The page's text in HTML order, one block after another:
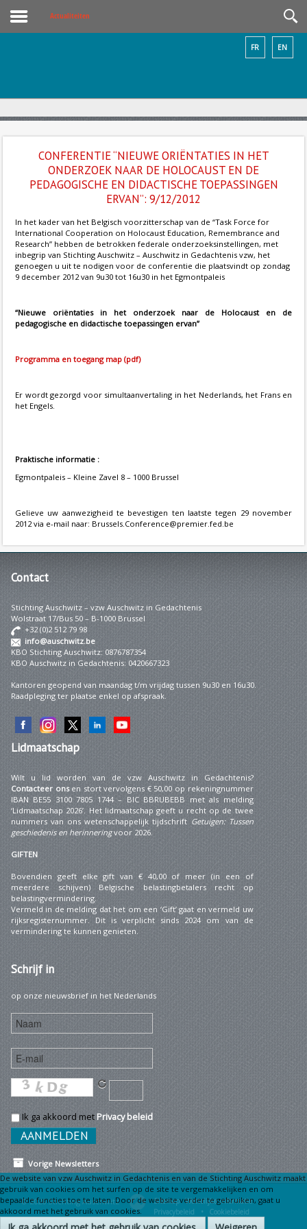
Actualiteiten
EN
FR
CONFERENTIE “NIEUWE ORIËNTATIES IN HET
ONDERZOEK NAAR DE HOLOCAUST EN DE
PEDAGOGISCHE EN DIDACTISCHE TOEPASSINGEN
ERVAN”: 9/12/2012
In het kader van het Belgisch voorzitterschap van de “Task Force for
International Cooperation on Holocaust Education, Remembrance and
Research” hebben de betrokken federale onderzoeksinstellingen, met
inbegrip van Stichting Auschwitz – Auschwitz in Gedachtenis vzw, het
genoegen u uit te nodigen voor de conferentie die plaatsvindt op zondag
9 december 2012 van 9u30 tot 16u30 in het Egmontpaleis
“Nieuwe oriëntaties in het onderzoek naar de Holocaust en de
pedagogische en didactische toepassingen ervan”
Programma en toegang map (pdf)
Er wordt gezorgd voor simultaanvertaling in het Nederlands, het Frans en
het Engels.
Praktische informatie :
Egmontpaleis – Kleine Zavel 8 – 1000 Brussel
Gelieve uw aanwezigheid te bevestigen ten laatste tegen 29 november
2012 via e-mail naar: Brussels.Conference@premier.fed.be
Contact
Stichting Auschwitz – vzw Auschwitz in Gedachtenis
Wolstraat 17/Bus 50 – B-1000 Brussel
+32 (0)2 512 79 98
info@auschwitz.be
KBO Stichting Auschwitz: 0876787354
KBO Auschwitz in Gedachtenis: 0420667323
Kantoren geopend van maandag t/m vrijdag tussen 9u30 en 16u30.
Raadpleging ter plaatse enkel op afspraak.
Lidmaatschap
Wilt u lid worden van de vzw Auschwitz in Gedachtenis?
Contacteer onsen stort vervolgens € 50,00 op rekeningnummer
IBAN BE55 3100 7805 1744 – BIC BBRUBEBB met als melding
‘Lidmaatschap 2026’. Het lidmaatschap geeft u recht op de twee
nummers van ons wetenschappelijk tijdschrift Getuigen: Tussen
geschiedenis en herinneringvoor 2026.
GIFTEN
Bovendien geeft elke gift van € 40,00 of meer (in een of
meerdere schijven) Belgische belastingbetalers recht op
belastingvermindering.
Vermeld in de melding dat het om een ‘Gift’ gaat en vermeld uw
rijksregisternummer. Dit is verplicht sinds 2024 om van de
vermindering te kunnen genieten.
Schrijfin
op onze nieuwsbrief in het Nederlands
Ik ga akkoord metPrivacy beleid
Vorige Newsletters
Sitemap Wettelijke informatie •
Privacybeleid •
Cookiebeleid
© 2026 Stichting Auschwitz
De website van vzw Auschwitz in Gedachtenis en van de Stichting Auschwitz maakt
gebruik van cookies om het surfen op de site te vergemakkelijken en om
bepaalde functies toe te laten. Door de website verder te gebruiken, gaat u
akkoord met het gebruik van cookies.